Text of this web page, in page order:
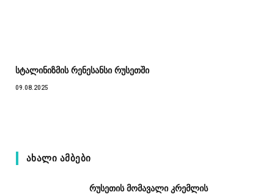
სტალინიზმის რენესანსი რუსეთში
09.08.2025
ᲐᲮᲐᲚᲘ ᲐᲛᲑᲔᲑᲘ
რუსეთის მომავალი კრემლის